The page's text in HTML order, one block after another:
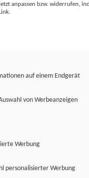
lesen
Zustimmung zur
Werbemaßnahmen.
anpassen bzw. widerrufen,
auf einem Endgerät
von Werbeanzeigen
Werbung
personalisierter Werbung